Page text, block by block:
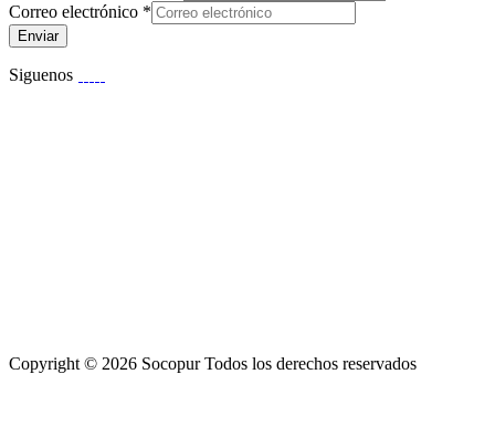
Correo electrónico *
Enviar
Siguenos
Copyright © 2026 Socopur Todos los derechos reservados